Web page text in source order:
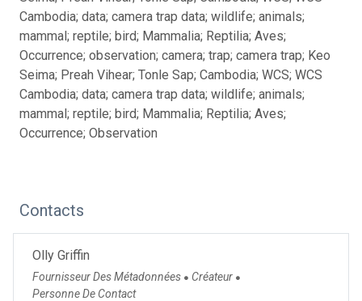
Cambodia; data; camera trap data; wildlife; animals;
mammal; reptile; bird; Mammalia; Reptilia; Aves;
Occurrence; observation; camera; trap; camera trap; Keo
Seima; Preah Vihear; Tonle Sap; Cambodia; WCS; WCS
Cambodia; data; camera trap data; wildlife; animals;
mammal; reptile; bird; Mammalia; Reptilia; Aves;
Occurrence; Observation
Contacts
Olly Griffin
Fournisseur Des Métadonnées ● Créateur ●
Personne De Contact